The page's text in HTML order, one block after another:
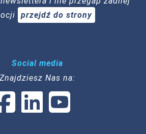
przejdź do strony
Social media
Znajdziesz Nas na: